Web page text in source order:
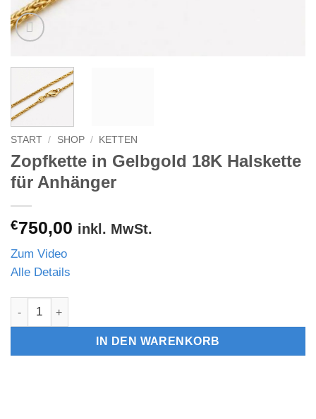
START / SHOP / KETTEN
Zopfkette in Gelbgold 18K Halskette
für Anhänger
€750,00 inkl. MwSt.
Zum Video
Alle Details
Zopfkette in Gelbgold 18K Halskette für Anhänger Menge
IN DEN WARENKORB